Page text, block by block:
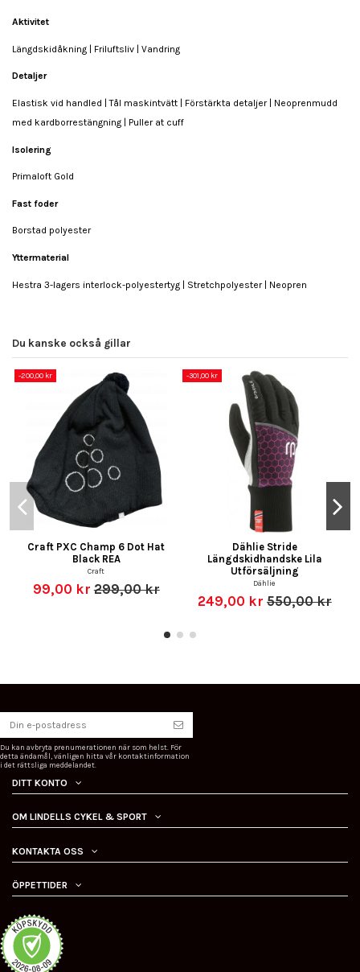
Aktivitet
Längdskidåkning | Friluftsliv | Vandring
Detaljer
Elastisk vid handled | Tål maskintvätt | Förstärkta detaljer | Neoprenmudd
med kardborrestängning | Puller at cuff
Isolering
Primaloft Gold
Fast foder
Borstad polyester
Yttermaterial
Hestra 3-lagers interlock-polyestertyg | Stretchpolyester | Neopren
Du kanske också gillar
-200,00 kr
Craft PXC Champ 6 Dot Hat
Black REA
Craft
99,00 kr299,00 kr
-301,00 kr
Dählie Stride
Längdskidhandske Lila
Utförsäljning
Dählie
249,00 kr 550,00 kr
Du kan avbryta prenumerationen när som helst. För
detta ändamål, vänligen hitta vår kontaktinformation
i det rättsliga meddelandet.
DITT KONTO
OM LINDELLS CYKEL & SPORT
KONTAKTA OSS
ÖPPETTIDER